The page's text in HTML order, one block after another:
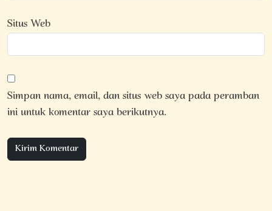
Situs Web
Simpan nama, email, dan situs web saya pada peramban
ini untuk komentar saya berikutnya.